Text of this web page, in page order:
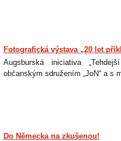
Fotografická výstava „20 let
Augsburská iniciativa
občanským sdružením „JoN“ a s
Do Německa na zkušenou!